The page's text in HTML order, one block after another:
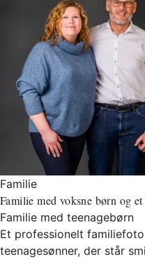
Familie
Familie med voksne børn og
Familie med teenagebørn
Et professionelt
teenagesønner, der står